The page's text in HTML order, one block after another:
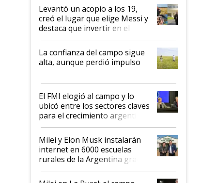
Levantó un acopio a los 19,
creó el lugar que elige Messi y
destaca que invertir en el
kirchnerismo era como "darle
plata a un hijo para droga":
Juan Félix Rossetti, el libertario
que de una dura crisis salió
de Milei
La confianza del campo sigue
alta, aunque perdió impulso
El FMI elogió al campo y lo
ubicó entre los sectores claves
para el crecimiento argentino
Milei y Elon Musk instalarán
internet en 6000 escuelas
rurales de la Argentina gracias
a un acuerdo con Starlink